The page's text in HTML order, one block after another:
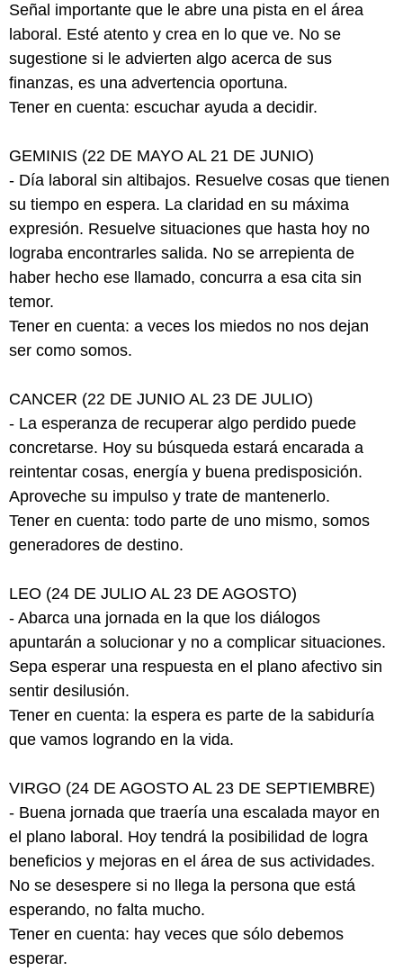
Señal importante que le abre una pista en el área
laboral. Esté atento y crea en lo que ve. No se
sugestione si le advierten algo acerca de sus
finanzas, es una advertencia oportuna.
Tener en cuenta: escuchar ayuda a decidir.
GEMINIS (22 DE MAYO AL 21 DE JUNIO)
- Día laboral sin altibajos. Resuelve cosas que tienen
su tiempo en espera. La claridad en su máxima
expresión. Resuelve situaciones que hasta hoy no
lograba encontrarles salida. No se arrepienta de
haber hecho ese llamado, concurra a esa cita sin
temor.
Tener en cuenta: a veces los miedos no nos dejan
ser como somos.
CANCER (22 DE JUNIO AL 23 DE JULIO)
- La esperanza de recuperar algo perdido puede
concretarse. Hoy su búsqueda estará encarada a
reintentar cosas, energía y buena predisposición.
Aproveche su impulso y trate de mantenerlo.
Tener en cuenta: todo parte de uno mismo, somos
generadores de destino.
LEO (24 DE JULIO AL 23 DE AGOSTO)
- Abarca una jornada en la que los diálogos
apuntarán a solucionar y no a complicar situaciones.
Sepa esperar una respuesta en el plano afectivo sin
sentir desilusión.
Tener en cuenta: la espera es parte de la sabiduría
que vamos logrando en la vida.
VIRGO (24 DE AGOSTO AL 23 DE SEPTIEMBRE)
- Buena jornada que traería una escalada mayor en
el plano laboral. Hoy tendrá la posibilidad de logra
beneficios y mejoras en el área de sus actividades.
No se desespere si no llega la persona que está
esperando, no falta mucho.
Tener en cuenta: hay veces que sólo debemos
esperar.